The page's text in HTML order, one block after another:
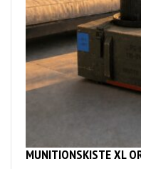
MUNITIONSKISTE XL